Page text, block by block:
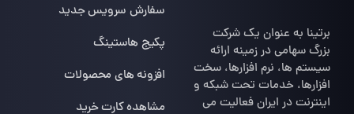
برتینا به عنوان یک شرکت
بزرگ سهامی در زمینه ارائه
سیستم ها، نرم افزارها، سخت
افزارها، خدمات تحت شبکه و
اینترنت در ایران فعالیت می
سفارش سرویس جدید
پکیج هاستینگ
افزونه های محصولات
مشاهده کارت خرید